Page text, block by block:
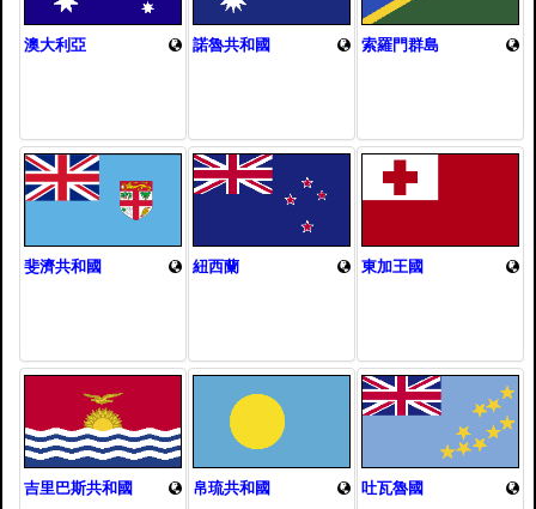
澳大利亞
斐濟共和國
吉里巴斯共和國
諾魯共和國
紐西蘭
帛琉共和國
索羅門群島
東加王國
吐瓦魯國